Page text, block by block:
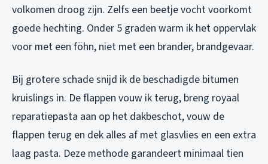
volkomen droog zijn. Zelfs een beetje vocht voorkomt
goede hechting. Onder 5 graden warm ik het oppervlak
voor met een föhn, niet met een brander, brandgevaar.
Bij grotere schade snijd ik de beschadigde bitumen
kruislings in. De flappen vouw ik terug, breng royaal
reparatiepasta aan op het dakbeschot, vouw de
flappen terug en dek alles af met glasvlies en een extra
laag pasta. Deze methode garandeert minimaal tien